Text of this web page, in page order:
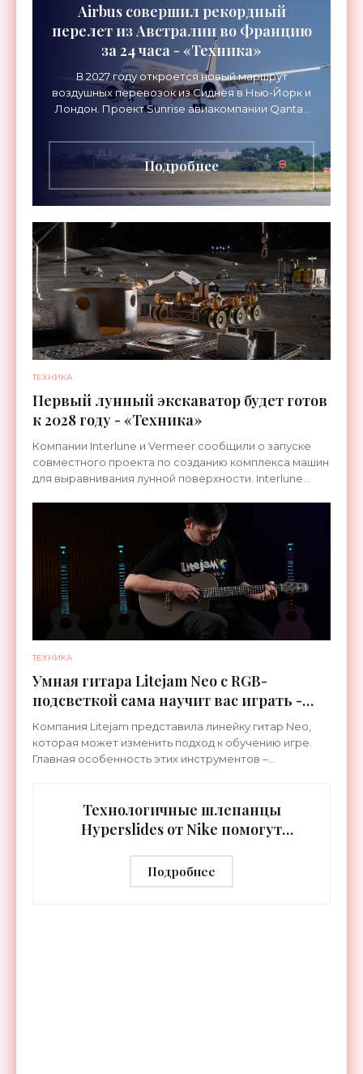
Airbus совершил рекордный
перелет из Австралии во Францию
за 24 часа - «Техника»
В 2027 году откроется новый маршрут
воздушных перевозок из Сиднея в Нью-Йорк и
Лондон. Проект Sunrise авиакомпании Qantas
длительностью до 24
Подробнее
ТЕХНИКА
Первый лунный экскаватор будет готов
к 2028 году - «Техника»
Компании Interlune и Vermeer сообщили о запуске
совместного проекта по созданию комплекса машин
для выравнивания лунной поверхности. Interlune
ТЕХНИКА
Умная гитара Litejam Neo с RGB-
подсветкой сама научит вас играть -
«Гаджеты»
Компания Litejam представила линейку гитар Neo,
которая может изменить подход к обучению игре.
Главная особенность этих инструментов –
Технологичные шлепанцы
Hyperslides от Nike помогут
тренировки - «Гаджеты»
Подробнее